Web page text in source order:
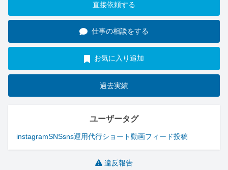
直接依頼する
仕事の相談をする
お気に入り追加
過去実績
ユーザータグ
instagramSNSsns運用代行ショート動画フィード投稿
違反報告